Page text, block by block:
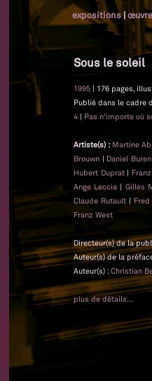
expositions|
Sous le soleil
1995 | 176 pages,
Publié dans le cadre
4 | Pas n'importe où
Artiste(s) : Martine
Brouwn | Daniel Buren
Hubert Duprat|
Ange Leccia | Gilles
Claude Rutault|
Franz West
Directeur(s) de la
Auteur(s) de la
Auteur(s) :Christian
plus de détails...